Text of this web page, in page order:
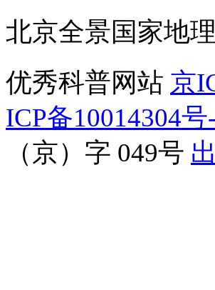
北京全景国家地
优秀科普网站 京
ICP备10014304号
（京）字 049号